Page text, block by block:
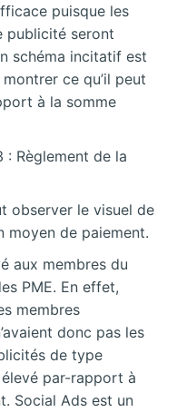
puisque les
publicité seront
schéma incitatif est
ce qu’il peut
à la somme
Règlement de la
observer le visuel de
moyen de paiement.
aux membres du
PME. En effet,
membres
donc pas les
de type
par-rapport à
Social Ads est un